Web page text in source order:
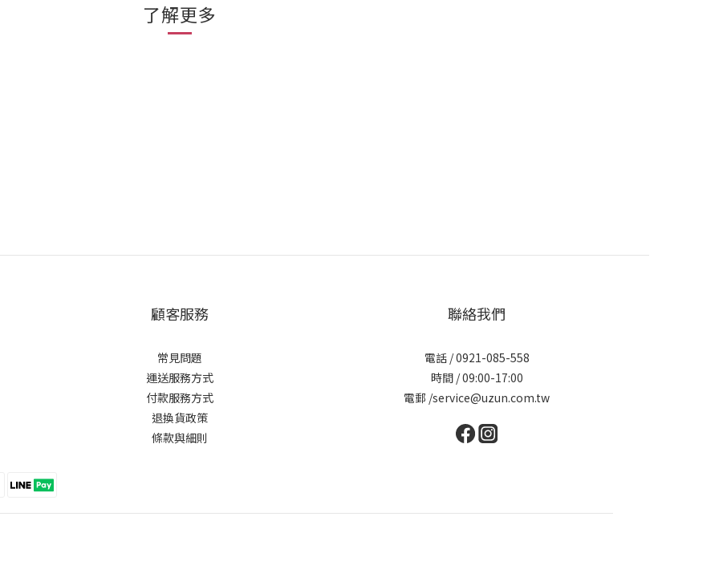
了解更多
顧客服務
常見問題
運送服務方式
付款服務方式
退換貨政策
條款與細則
聯絡我們
電話 / 0921-085-558
時間 / 09:00-17:00
電郵 /service@uzun.com.tw